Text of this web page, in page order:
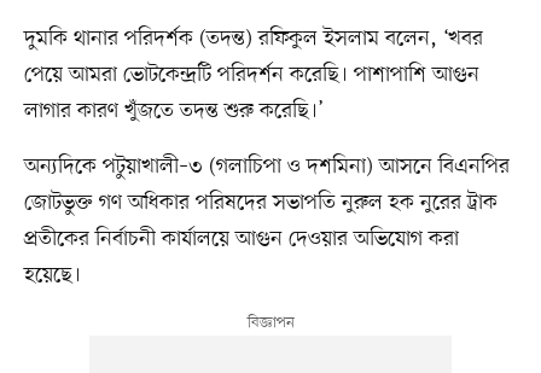
দুমকি থানার পরিদর্শক (তদন্ত) রফিকুল ইসলাম বলেন, ‘খবর
পেয়ে আমরা ভোটকেন্দ্রটি পরিদর্শন করেছি। পাশাপাশি আগুন
লাগার কারণ খুঁজতে তদন্ত শুরু করেছি।’
অন্যদিকে পটুয়াখালী–৩ (গলাচিপা ও দশমিনা) আসনে বিএনপির
জোটভুক্ত গণ অধিকার পরিষদের সভাপতি নুরুল হক নুরের ট্রাক
প্রতীকের নির্বাচনী কার্যালয়ে আগুন দেওয়ার অভিযোগ করা
হয়েছে।